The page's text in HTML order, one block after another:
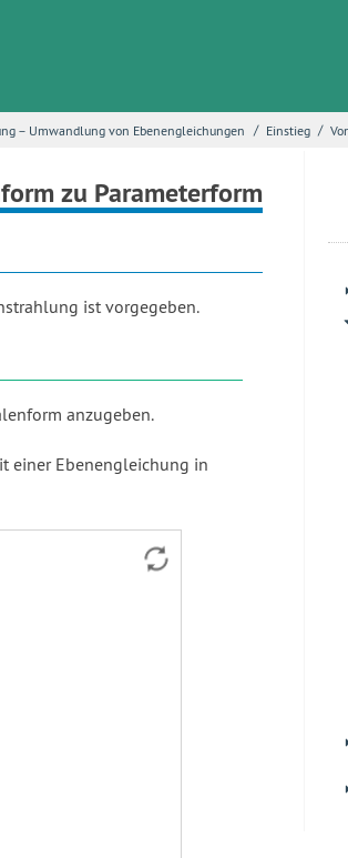
– Umwandlung von Ebenengleichungen / Einstieg /
zu Parameterform
ist vorgegeben.
anzugeben.
einer Ebenengleichung in